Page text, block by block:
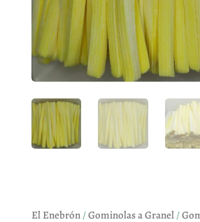
El Enebrón/Gominolas a Granel/